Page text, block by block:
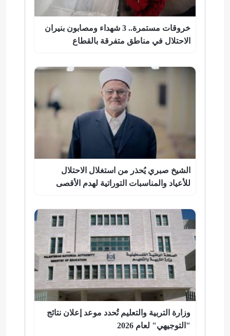
خروقات مستمرة.. 3 شهداء ومصابون بنيران
الاحتلال في مناطق متفرقة بالقطاع
الشيخ صبري يُحذر من استغلال الاحتلال
للأعياد والمناسبات التوراتية لهدم الأقصى
وزارة التربية والتعليم تُحدد موعد إعلان نتائج
"التوجيهي" لعام 2026